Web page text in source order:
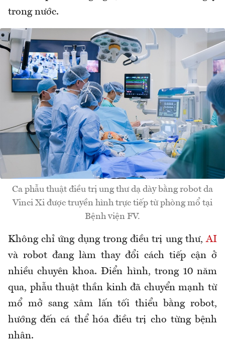
trong nước.
Ca phẫu thuật điều trị ung thư dạ dày bằng robot da
Vinci Xi được truyền hình trực tiếp từ phòng mổ tại
Bệnh viện FV.
Không chỉ ứng dụng trong điều trị ung thư,AI
và robot đang làm thay đổi cách tiếp cận ở
nhiều chuyên khoa. Điển hình, trong 10 năm
qua, phẫu thuật thần kinh đã chuyển mạnh từ
mổ mở sang xâm lấn tối thiểu bằng robot,
hướng đến cá thể hóa điều trị cho từng bệnh
nhân.